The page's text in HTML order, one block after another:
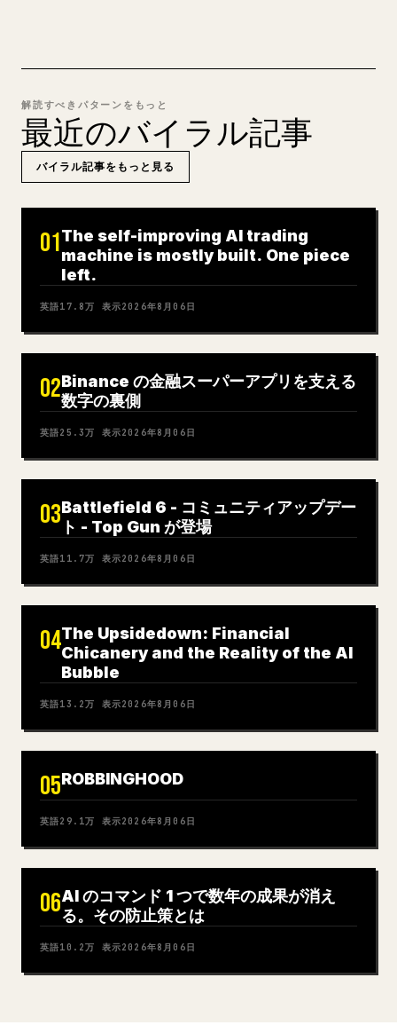
解読すべきパターンをもっと
最近のバイラル記事
バイラル記事をもっと見る
01The self-improving AI trading
machine is mostly built. One piece
left.
英語17.8万 表示2026年8月06日
02Binance の金融スーパーアプリを支える
数字の裏側
英語25.3万 表示2026年8月06日
03Battlefield 6 - コミュニティアップデー
ト - Top Gun が登場
英語11.7万 表示2026年8月06日
04The Upsidedown: Financial
Chicanery and the Reality of the AI
Bubble
英語13.2万 表示2026年8月06日
05ROBBINGHOOD
英語29.1万 表示2026年8月06日
06AI のコマンド 1 つで数年の成果が消え
る。その防止策とは
英語10.2万 表示2026年8月06日